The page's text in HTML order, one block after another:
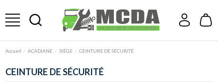
Accueil ACADIANE SIÈGE CEINTURE DE SÉCURITÉ
CEINTURE DE SÉCURITÉ